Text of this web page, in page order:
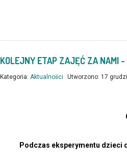
KOLEJNY ETAP ZAJĘĆ ZA NAMI
Kategoria: Aktualności Utworzono: 17
Podczas eksperymentu dzieci